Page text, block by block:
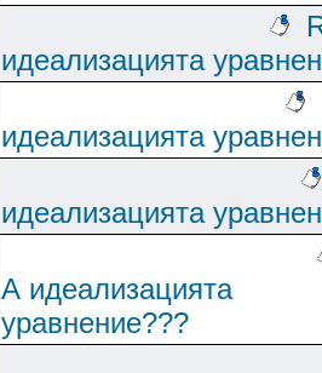
идеализацията
идеализацията
идеализацията
А идеализацията
уравнение???